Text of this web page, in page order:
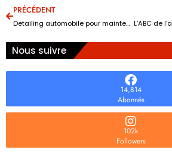
PRÉCÉDENT
Detailing automobile pour maintenir l’apparence esthétique de votre véhicule
Nous suivre
14,814
Abonnés
102k
Followers